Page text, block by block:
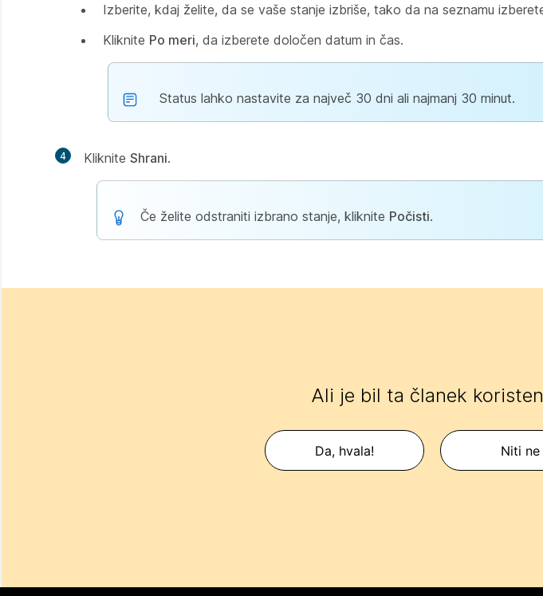
Izberite, kdaj želite, da se vaše stanje izbriše, tako da na seznamu
Kliknite Po meri, da izberete določen datum in čas.
Status lahko nastavite za največ 30 dni ali najmanj 30 minut.
4 Kliknite Shrani.
Če želite odstraniti izbrano stanje, kliknite Počisti.
Ali je bil ta članek
Da, hvala! Niti ne